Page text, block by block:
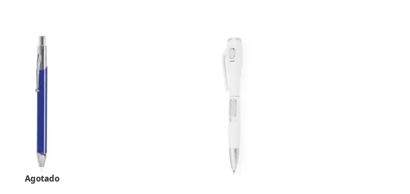
Agotado